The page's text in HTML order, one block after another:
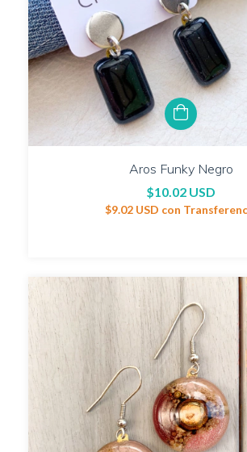
Aros Funky Negro
$10.02 USD
$9.02 USD con